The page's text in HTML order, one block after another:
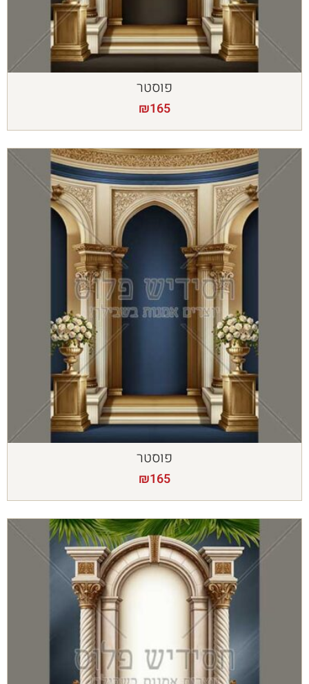
פוסטר
₪165
פוסטר
₪165